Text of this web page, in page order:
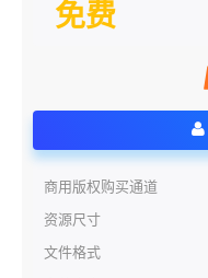
免费
商用版权购买通道
资源尺寸
文件格式